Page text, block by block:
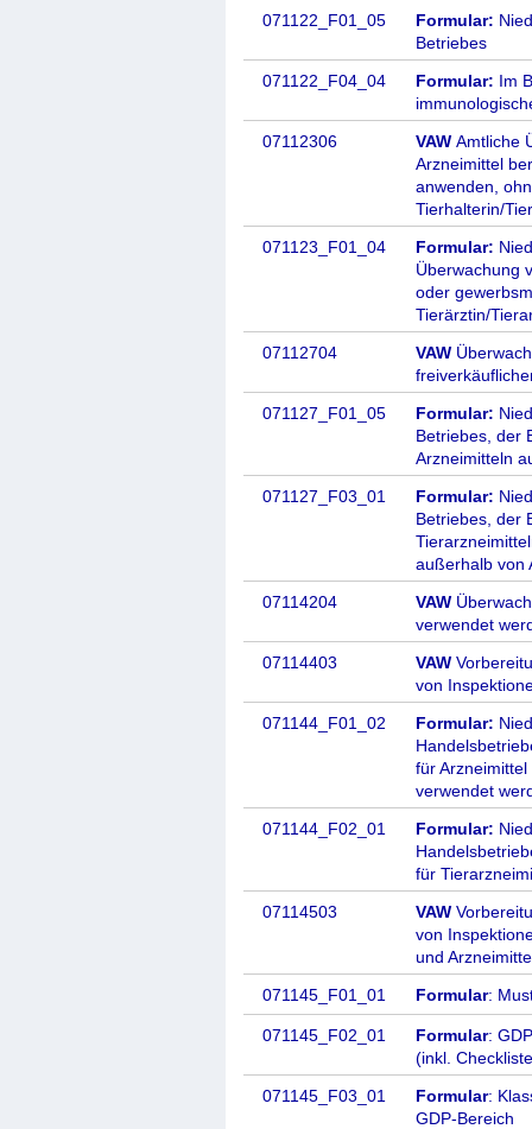
071122_F01_05 Formular:
Betriebes
071122_F04_04
Formular: Im
07112306
VAW Amtliche
Arzneimittel
anwenden,
Tierhalterin/
071123_F01_04
Formular:
Überwachung
oder
Tierärztin/
07112704
VAW
071127_F01_05
Formular:
Betriebes, der
Arzneimitteln
071127_F03_01
Formular:
Betriebes, der
außerhalb von
07114204
VAW
verwendet
07114403
VAW
von
071144_F01_02
Formular:
für
verwendet
071144_F02_01
Formular:
für
07114503
VAW
von
und
071145_F01_01
Formular:
071145_F02_01 Formular:
(inkl.
071145_F03_01
Formular:
GDP-Bereich